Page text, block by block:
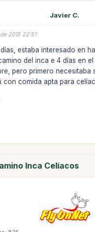
Javier C.
2015 22:51
estaba interesado en
del inca e 4 días en el
pero primero necesitaba
con comida apta para
Inca Celíacos